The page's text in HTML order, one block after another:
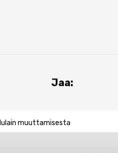
Jaa:
muuttamisesta